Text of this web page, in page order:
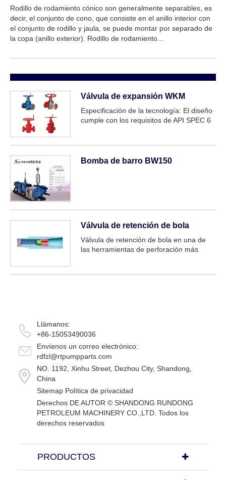
Rodillo de rodamiento cónico son generalmente separables, es
decir, el conjunto de cono, que consiste en el anillo interior con
el conjunto de rodillo y jaula, se puede montar por separado de
la copa (anillo exterior). Rodillo de rodamiento...
Válvula de expansión WKM
Especificación de la tecnología: El diseño
cumple con los requisitos de API SPEC 6
VMaterial: AA, BB ....
Bomba de barro BW150
Válvula de retención de bola
Válvula de retención de bola en una de
las herramientas de perforación más
Llámanos:
+86-15053490036
Envíenos un correo electrónico:
rdfzl@rtpumpparts.com
NO. 1192, Xinhu Street, Dezhou City, Shandong,
China
Sitemap Política de privacidad
Derechos DE AUTOR © SHANDONG RUNDONG
PETROLEUM MACHINERY CO.,LTD. Todos los
derechos reservados
PRODUCTOS